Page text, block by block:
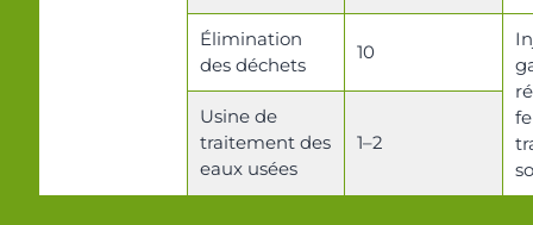
Élimination
des déchets
10
Usine de
traitement des
eaux usées
1–2